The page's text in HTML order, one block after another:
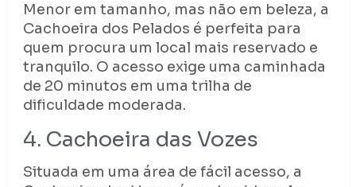
Menor em tamanho, mas não em beleza, a
Cachoeira dos Pelados é perfeita para
quem procura um local mais reservado e
tranquilo. O acesso exige uma caminhada
de 20 minutos em uma trilha de
dificuldade moderada.
4. Cachoeira das Vozes
Situada em uma área de fácil acesso, a